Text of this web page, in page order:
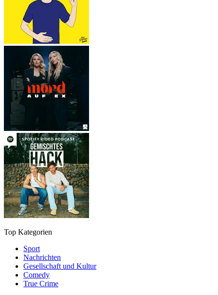
Top Kategorien
Sport
Nachrichten
Gesellschaft und Kultur
Comedy
True Crime